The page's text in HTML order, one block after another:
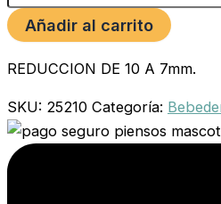
Añadir al carrito
REDUCCION DE 10 A 7mm.
SKU: 25210 Categoría: